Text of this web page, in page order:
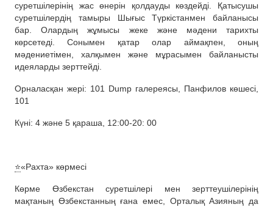
суретшілерінің жас өнерін қолдауды көздейді. Қатысушы
суретшілердің тамыры Шығыс Түркістанмен байланысы
бар. Олардың жұмысы жеке және мәдени тарихты
көрсетеді. Сонымен қатар олар аймақпен, оның
мәдениетімен, халқымен және мұрасымен байланысты
идеяларды зерттейді.
Орналасқан жері: 101 Dump галереясы, Панфилов көшесі,
101
Күні: 4 және 5 қараша, 12:00-20: 00
⭐️«Рахта» көрмесі
Көрме Өзбекстан суретшілері мен зерттеушілерінің
мақтаның Өзбекстанның ғана емес, Орталық Азияның да